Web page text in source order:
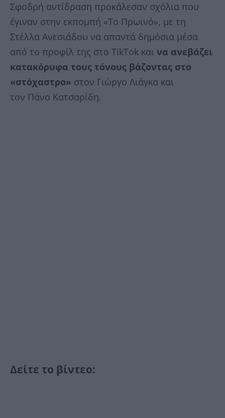
Σφοδρή αντίδραση προκάλεσαν σχόλια που
έγιναν στην εκπομπή «Το Πρωινό», με τη
Στέλλα Ανεσιάδου να απαντά δημόσια μέσα
από το προφίλ της στο TikTok και να ανεβάζει
κατακόρυφα τους τόνους βάζοντας στο
«στόχαστρο» στον Γιώργο Λιάγκα και
τον Πάνο Κατσαρίδη.
Δείτε το βίντεο: